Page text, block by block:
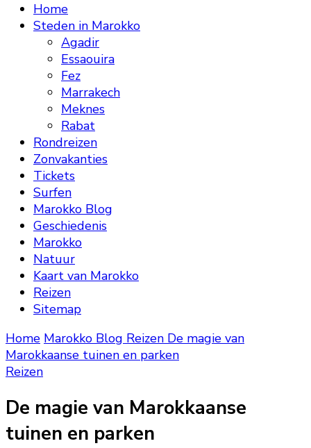
Home
Steden in Marokko
Agadir
Essaouira
Fez
Marrakech
Meknes
Rabat
Rondreizen
Zonvakanties
Tickets
Surfen
Marokko Blog
Geschiedenis
Marokko
Natuur
Kaart van Marokko
Reizen
Sitemap
Home Marokko Blog Reizen De magie van
Marokkaanse tuinen en parken
Reizen
De magie van Marokkaanse
tuinen en parken